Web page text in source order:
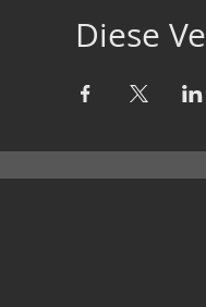
Diese